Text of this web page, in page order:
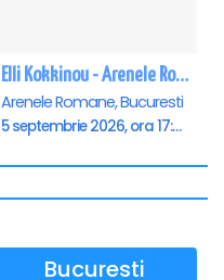
Elli Kokkinou - Arenele Romane
Arenele Romane, Bucuresti
5 septembrie 2026, ora 17:00
Bucuresti